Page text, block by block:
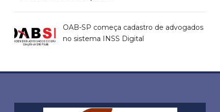
OAB-SP começa cadastro de advogados
no sistema INSS Digital